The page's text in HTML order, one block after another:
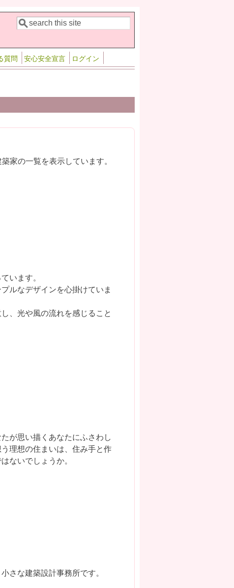
検索フォーム
検索
質問 安心安全宣言 ログイン
家の一覧を表示しています。
います。
ルなデザインを心掛けていま
、光や風の流れを感じること
が思い描くあなたにふさわし
理想の住まいは、住み手と作
ないでしょうか。
さな建築設計事務所です。